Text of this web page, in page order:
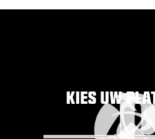
KIES UW